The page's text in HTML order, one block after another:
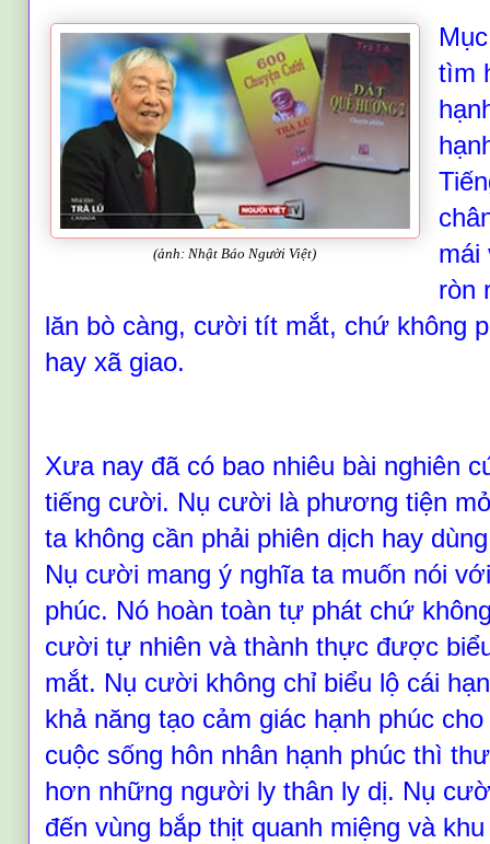
(ảnh: Nhật Báo Người Việt)
tìm
mái
ròn
lăn bò càng, cười tít mắt, chứ không
hay xã giao.
Xưa nay đã có bao nhiêu bài nghiên
tiếng cười. Nụ cười là phương tiện
ta không cần phải phiên dịch hay
Nụ cười mang ‎ý nghĩa ta muốn nói
phúc. Nó hoàn toàn tự phát chứ
cười tự nhiên và thành thực được
mắt. Nụ cười không chỉ biểu lộ cái
khả năng tạo cảm giác hạnh phúc
cuộc sống hôn nhân hạnh phúc thì
hơn những người ly thân ly dị. Nụ
đến vùng bắp thịt quanh miệng và